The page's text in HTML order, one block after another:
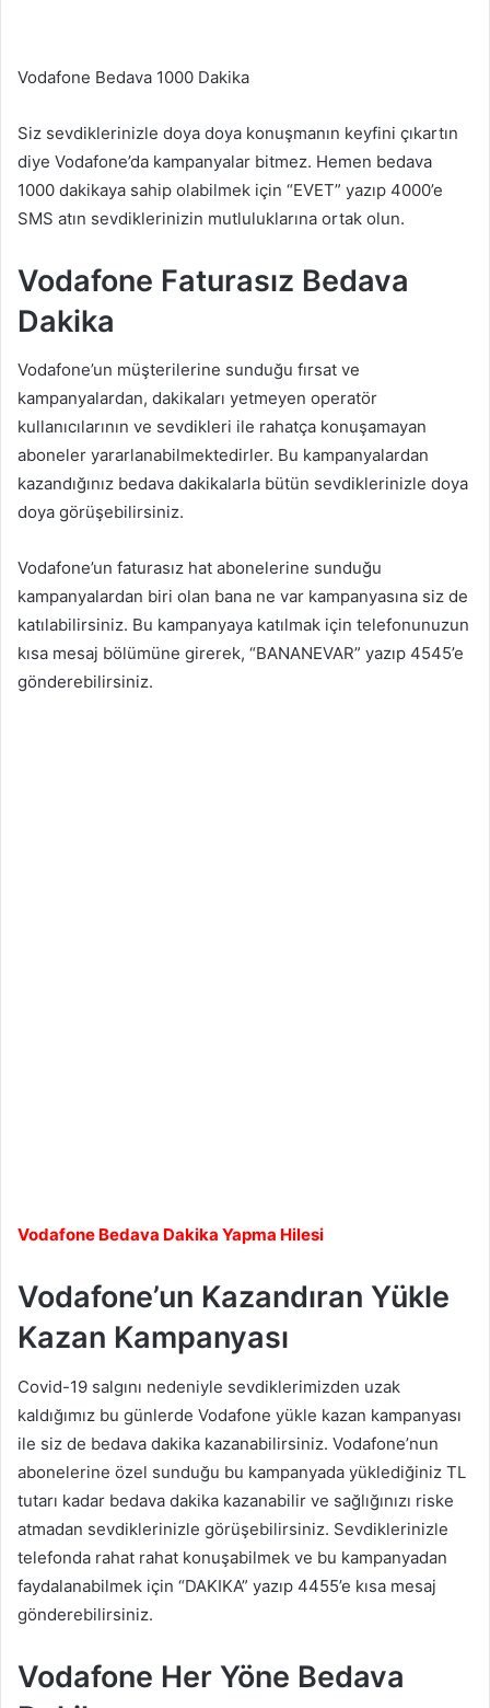
Vodafone Bedava 1000 Dakika
Siz sevdiklerinizle doya doya konuşmanın keyfini çıkartın
diye Vodafone’da kampanyalar bitmez. Hemen bedava
1000 dakikaya sahip olabilmek için “EVET” yazıp 4000’e
SMS atın sevdiklerinizin mutluluklarına ortak olun.
Vodafone Faturasız Bedava
Dakika
Vodafone’un müşterilerine sunduğu fırsat ve
kampanyalardan, dakikaları yetmeyen operatör
kullanıcılarının ve sevdikleri ile rahatça konuşamayan
aboneler yararlanabilmektedirler. Bu kampanyalardan
kazandığınız bedava dakikalarla bütün sevdiklerinizle doya
doya görüşebilirsiniz.
Vodafone’un faturasız hat abonelerine sunduğu
kampanyalardan biri olan bana ne var kampanyasına siz de
katılabilirsiniz. Bu kampanyaya katılmak için telefonunuzun
kısa mesaj bölümüne girerek, “BANANEVAR” yazıp 4545’e
gönderebilirsiniz.
Vodafone Bedava Dakika Yapma Hilesi
Vodafone’un Kazandıran Yükle
Kazan Kampanyası
Covid-19 salgını nedeniyle sevdiklerimizden uzak
kaldığımız bu günlerde Vodafone yükle kazan kampanyası
ile siz de bedava dakika kazanabilirsiniz. Vodafone’nun
abonelerine özel sunduğu bu kampanyada yüklediğiniz TL
tutarı kadar bedava dakika kazanabilir ve sağlığınızı riske
atmadan sevdiklerinizle görüşebilirsiniz. Sevdiklerinizle
telefonda rahat rahat konuşabilmek ve bu kampanyadan
faydalanabilmek için “DAKIKA” yazıp 4455’e kısa mesaj
gönderebilirsiniz.
Vodafone Her Yöne Bedava